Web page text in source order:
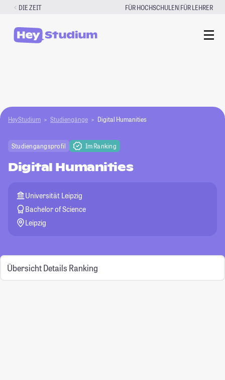
Zum
springen
DIE ZEIT FÜR HOCHSCHULEN|FÜR LEHRER
HeyStudium Studiengänge Digital Humanities
Studiengangsprofil Im Ranking
Digital Humanities
Universität Leipzig
Bachelor of Science
Leipzig
Übersicht Details Ranking